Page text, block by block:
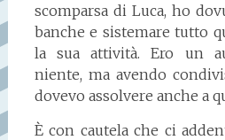
scomparsa di Luca, ho
banche e sistemare tutto
la sua attività. Ero un
niente, ma avendo
dovevo assolvere anche a
È con cautela che ci